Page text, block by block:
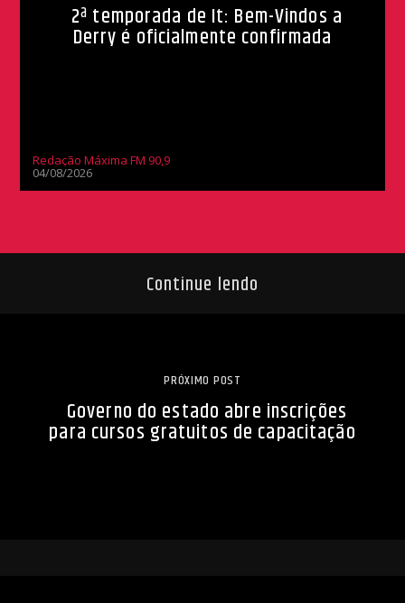
2ª temporada de It: Bem-Vindos a
Derry é oficialmente confirmada
Redação Máxima FM 90,9
04/08/2026
Continue lendo
PRÓXIMO POST
Governo do estado abre inscrições
para cursos gratuitos de capacitação